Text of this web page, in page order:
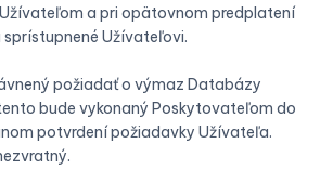
a pri opätovnom predplatení
Užívateľovi.
požiadať o výmaz Databázy
bude vykonaný Poskytovateľom do
potvrdení požiadavky Užívateľa.